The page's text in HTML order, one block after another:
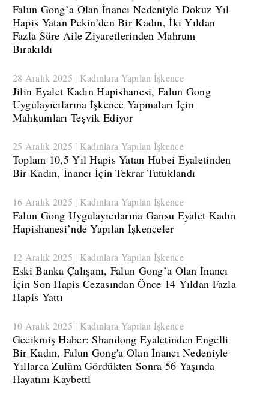
​Falun Gong’a Olan İnancı Nedeniyle Dokuz Yıl
Hapis Yatan Pekin’den Bir Kadın, İki Yıldan
Fazla Süre Aile Ziyaretlerinden Mahrum
Bırakıldı
28 Aralık 2025 | Kadınlara Yapılan İşkence
​Jilin Eyalet Kadın Hapishanesi, Falun Gong
Uygulayıcılarına İşkence Yapmaları İçin
Mahkumları Teşvik Ediyor
25 Aralık 2025 | Kadınlara Yapılan İşkence
​Toplam 10,5 Yıl Hapis Yatan Hubei Eyaletinden
Bir Kadın, İnancı İçin Tekrar Tutuklandı
16 Aralık 2025 | Kadınlara Yapılan İşkence
Falun Gong Uygulayıcılarına Gansu Eyalet Kadın
Hapishanesi’nde Yapılan İşkenceler
12 Aralık 2025 | Kadınlara Yapılan İşkence
​Eski Banka Çalışanı, Falun Gong’a Olan İnancı
İçin Son Hapis Cezasından Önce 14 Yıldan Fazla
Hapis Yattı
10 Aralık 2025 | Kadınlara Yapılan İşkence
Gecikmiş Haber: Shandong Eyaletinden Engelli
Bir Kadın, Falun Gong'a Olan İnancı Nedeniyle
Yıllarca Zulüm Gördükten Sonra 56 Yaşında
Hayatını Kaybetti